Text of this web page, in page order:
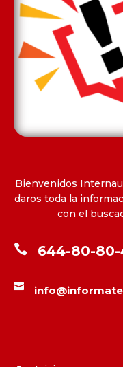
Bienvenidos
daros toda la
con el
 644-80-
